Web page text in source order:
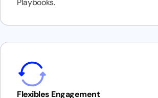
Playbooks.
Flexibles Engagement